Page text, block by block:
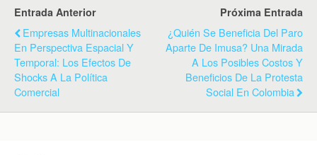
Entrada Anterior
Empresas Multinacionales
En Perspectiva Espacial Y
Temporal: Los Efectos De
Shocks A La Política
Comercial
Próxima Entrada
¿Quién Se Beneficia Del Paro
Aparte De Imusa? Una Mirada
A Los Posibles Costos Y
Beneficios De La Protesta
Social En Colombia